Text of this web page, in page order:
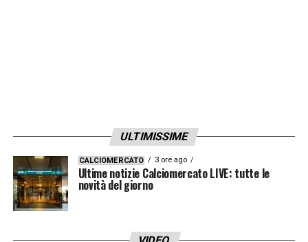
, alla ricerca di un giocatore
capace di dare equilibrio, fisicità e qualità
nella gestione del pallone.
Il suo ruolo naturale è quello di
ULTIMISSIME
CALCIOMERCATO 3 ore ago
Ultime notizie Calciomercato LIVE: tutte le
novità del giorno